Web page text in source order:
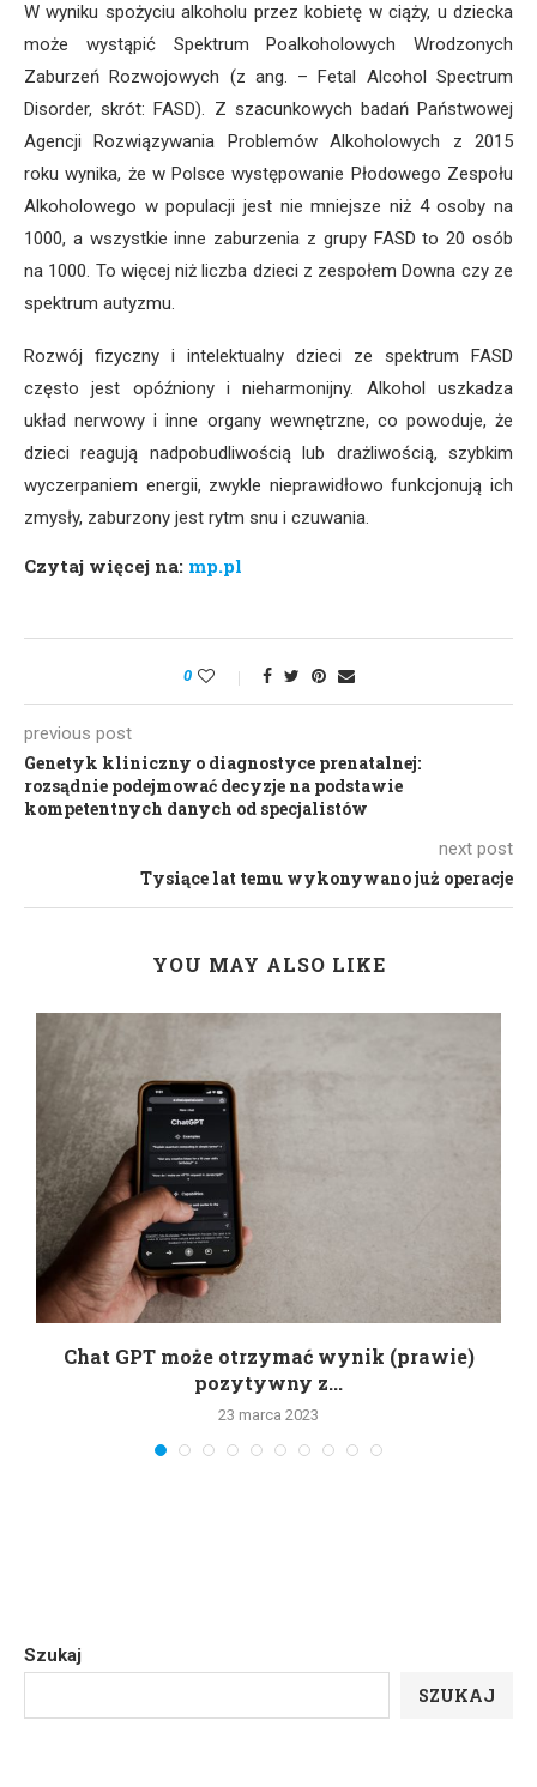
W wyniku spożyciu alkoholu przez kobietę w ciąży, u dziecka
może wystąpić Spektrum Poalkoholowych Wrodzonych
Zaburzeń Rozwojowych (z ang. – Fetal Alcohol Spectrum
Disorder, skrót: FASD). Z szacunkowych badań Państwowej
Agencji Rozwiązywania Problemów Alkoholowych z 2015
roku wynika, że w Polsce występowanie Płodowego Zespołu
Alkoholowego w populacji jest nie mniejsze niż 4 osoby na
1000, a wszystkie inne zaburzenia z grupy FASD to 20 osób
na 1000. To więcej niż liczba dzieci z zespołem Downa czy ze
spektrum autyzmu.
Rozwój fizyczny i intelektualny dzieci ze spektrum FASD
często jest opóźniony i nieharmonijny. Alkohol uszkadza
układ nerwowy i inne organy wewnętrzne, co powoduje, że
dzieci reagują nadpobudliwością lub drażliwością, szybkim
wyczerpaniem energii, zwykle nieprawidłowo funkcjonują ich
zmysły, zaburzony jest rytm snu i czuwania.
Czytaj więcej na: mp.pl
0
previous post
Genetyk kliniczny o diagnostyce prenatalnej:
rozsądnie podejmować decyzje na podstawie
kompetentnych danych od specjalistów
next post
Tysiące lat temu wykonywano już operacje
YOU MAY ALSO LIKE
Chat GPT może otrzymać wynik (prawie)
pozytywny z...
23 marca 2023
Szukaj
SZUKAJ